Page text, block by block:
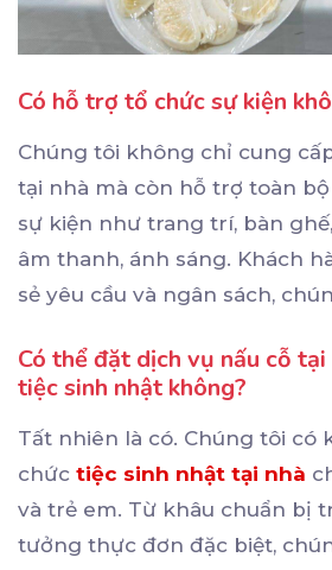
Có hỗ trợ tổ chức sự kiện
Chúng tôi không chỉ cung
tại nhà mà còn hỗ trợ toàn
sự kiện như trang trí, bàn
âm thanh, ánh sáng. Khách
sẻ yêu cầu và ngân sách,
Có thể đặt dịch vụ nấu cỗ
tiệc sinh nhật không?
Tất nhiên là có. Chúng tôi có
chức tiệc sinh nhật tại nhà
và trẻ em. Từ khâu chuẩn bị
tưởng thực đơn đặc biệt,